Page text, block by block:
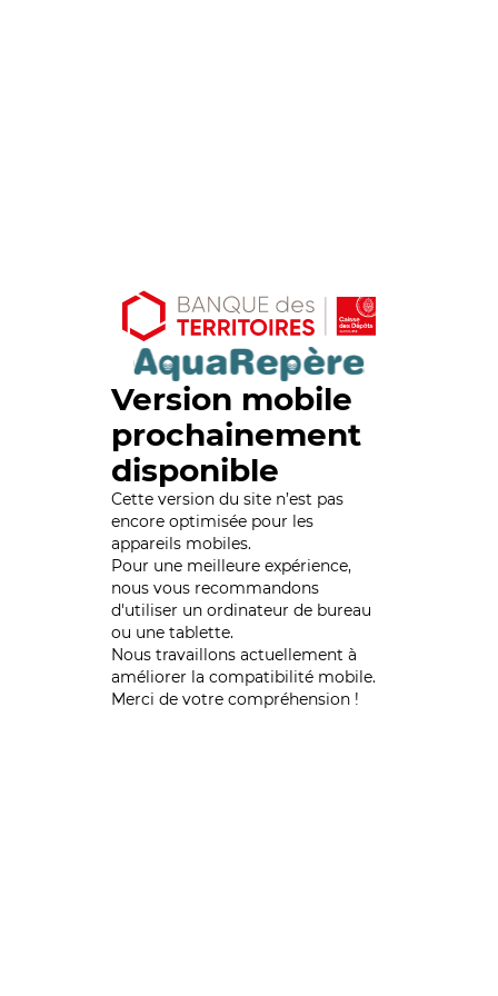
Version mobile
prochainement
disponible
Cette version du site n’est pas
encore optimisée pour les
appareils mobiles.
Pour une meilleure expérience,
nous vous recommandons
d'utiliser un ordinateur de bureau
ou une tablette.
Nous travaillons actuellement à
améliorer la compatibilité mobile.
Merci de votre compréhension !